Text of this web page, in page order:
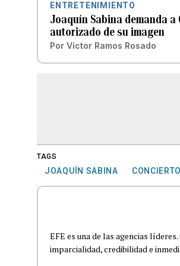
ENTRETENIMIENTO
Joaquín Sabina demanda
autorizado de su imagen
Por Víctor Ramos Rosado
TAGS
JOAQUÍN SABINA CONCIERTO
EFE es una de las agencias
imparcialidad, credibilidad e